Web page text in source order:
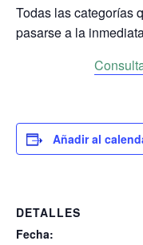
Todas las categorías
pasarse a la
Añadir al
DETALLES
Fecha: